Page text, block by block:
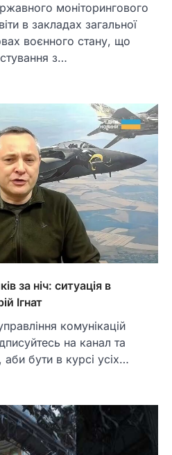
моніторингового
в закладах загальної
воєнного стану, що
з…
за ніч: ситуація в
Ігнат
комунікацій
на канал та
аби бути в курсі усіх…